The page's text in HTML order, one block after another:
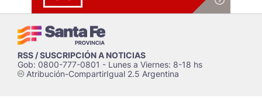
RSS / SUSCRIPCIÓN A NOTICIAS
Gob: 0800-777-0801 - Lunes a Viernes: 8-18 hs
cAtribución-CompartirIgual 2.5 Argentina